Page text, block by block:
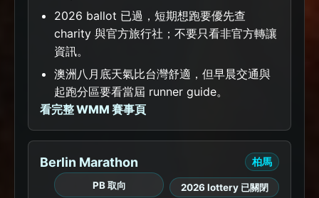
2026 ballot 已過，短期想跑要優先查
charity 與官方旅行社；不要只看非官方轉讓
資訊。
澳洲八月底天氣比台灣舒適，但早晨交通與
起跑分區要看當屆 runner guide。
看完整 WMM 賽事頁
Berlin Marathon 柏馬
PB 取向 2026 lottery 已關閉